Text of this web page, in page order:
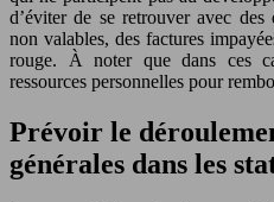
d’éviter de se retrouver avec des
non valables, des factures
rouge. À noter que dans ces
ressources personnelles pour
Prévoir le
générales dans les